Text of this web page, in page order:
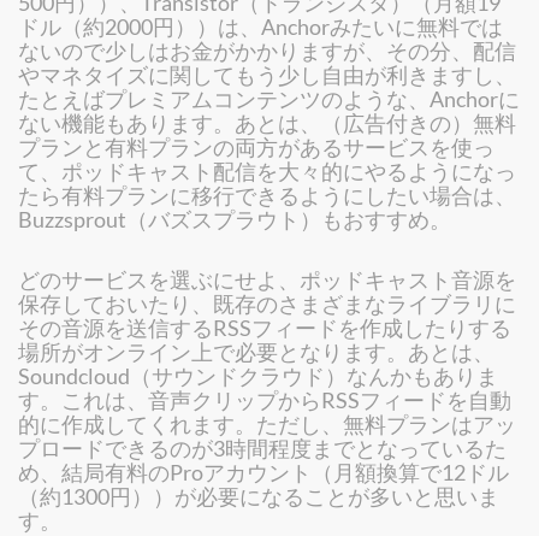
ドル（約2000円））は、Anchorみたいに無料では
ないので少しはお金がかかりますが、その分、配信
やマネタイズに関してもう少し自由が利きますし、
たとえばプレミアムコンテンツのような、Anchorに
ない機能もあります。あとは、（広告付きの）無料
プランと有料プランの両方があるサービスを使っ
て、ポッドキャスト配信を大々的にやるようになっ
たら有料プランに移行できるようにしたい場合は、
Buzzsprout（バズスプラウト）もおすすめ。
どのサービスを選ぶにせよ、ポッドキャスト音源を
保存しておいたり、既存のさまざまなライブラリに
その音源を送信するRSSフィードを作成したりする
場所がオンライン上で必要となります。あとは、
Soundcloud（サウンドクラウド）なんかもありま
す。これは、音声クリップからRSSフィードを自動
的に作成してくれます。ただし、無料プランはアッ
プロードできるのが3時間程度までとなっているた
め、結局有料のProアカウント（月額換算で12ドル
（約1300円））が必要になることが多いと思いま
す。